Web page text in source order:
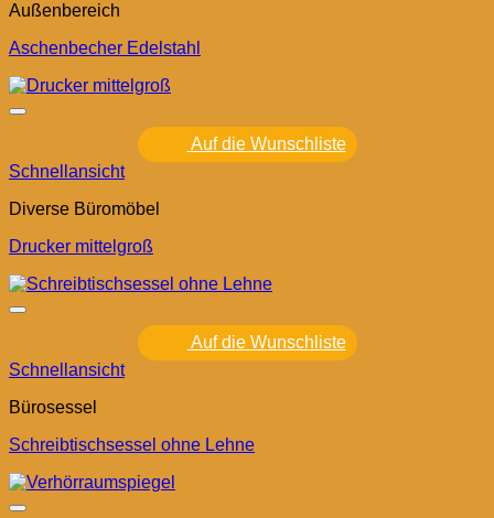
Außenbereich
Aschenbecher Edelstahl
Auf die Wunschliste
Schnellansicht
Diverse Büromöbel
Drucker mittelgroß
Auf die Wunschliste
Schnellansicht
Bürosessel
Schreibtischsessel ohne Lehne